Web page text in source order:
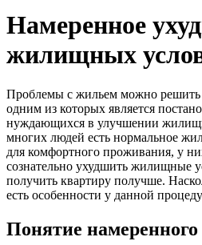
Намеренное
жилищных
Проблемы с жильем можно решить
одним из которых является
нуждающихся в улучшении
многих людей есть нормальное
для комфортного проживания, у
сознательно ухудшить жилищные
получить квартиру получше.
есть особенности у данной
Понятие